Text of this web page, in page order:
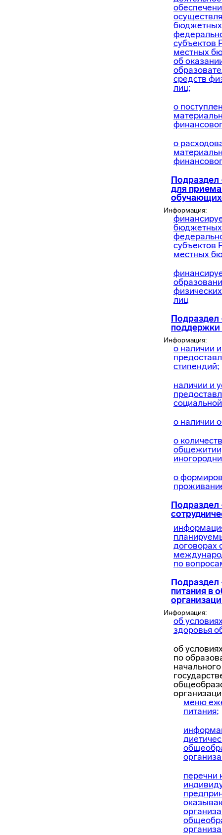
бюджетных
субъектов
местных
об
средств
лиц;
о
о
Подраздел
для
Информация:
бюджетных
субъектов
местных
лиц
Информация:
о наличии
стипендий;
наличии и
о наличии
о
о
договорах
по
Подраздел
питания в
Информация:
об
здоровья
об
по
меню
питания;
перечни